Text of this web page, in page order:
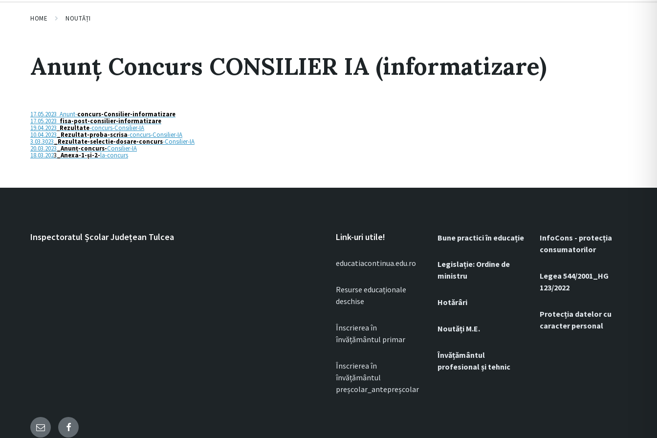
HOME NOUTĂȚI
Anunț Concurs CONSILIER IA (informatizare)
17.05.2023_Anunt-concurs-Consilier-informatizare
17.05.2023_ fisa-post-consilier-informatizare
19.04.2023 Rezultate-concurs-Consilier-IA
10.04.2023 _Rezultat-proba-scrisa-concurs-Consilier-IA
3.03.3023 _Rezultate-selectie-dosare-concurs-Consilier-IA
20.03.2023 _Anunț-concurs-Consilier-IA
18.03.2023 _Anexa-1-și-2-la-concurs
Inspectoratul Școlar Județean Tulcea Link-uri utile!
educatiacontinua.edu.ro
Resurse educaționale
deschise
Înscrierea în
învățământul primar
Înscrierea în
învățământul
preșcolar_antepreșcolar
Bune practici în educație
Legislație: Ordine de
ministru
Hotărâri
Noutăți M.E.
Învățământul
profesional și tehnic
InfoCons - protecția
consumatorilor
Legea 544/2001_HG
123/2022
Protecția datelor cu
caracter personal
Email Facebook